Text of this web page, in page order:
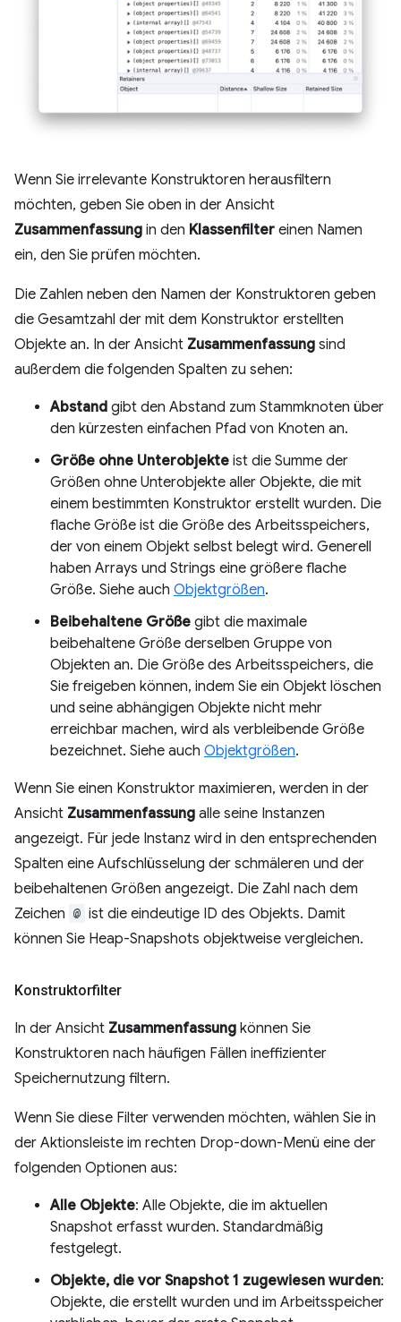
Wenn Sie irrelevante Konstruktoren herausfiltern
möchten, geben Sie oben in der Ansicht
Zusammenfassung in den Klassenfilter einen Namen
ein, den Sie prüfen möchten.
Die Zahlen neben den Namen der Konstruktoren geben
die Gesamtzahl der mit dem Konstruktor erstellten
Objekte an. In der Ansicht Zusammenfassung sind
außerdem die folgenden Spalten zu sehen:
Abstand gibt den Abstand zum Stammknoten über
den kürzesten einfachen Pfad von Knoten an.
Größe ohne Unterobjekte ist die Summe der
Größen ohne Unterobjekte aller Objekte, die mit
einem bestimmten Konstruktor erstellt wurden. Die
flache Größe ist die Größe des Arbeitsspeichers,
der von einem Objekt selbst belegt wird. Generell
haben Arrays und Strings eine größere flache
Größe. Siehe auch Objektgrößen.
Beibehaltene Größe gibt die maximale
beibehaltene Größe derselben Gruppe von
Objekten an. Die Größe des Arbeitsspeichers, die
Sie freigeben können, indem Sie ein Objekt löschen
und seine abhängigen Objekte nicht mehr
erreichbar machen, wird als verbleibende Größe
bezeichnet. Siehe auch Objektgrößen.
Wenn Sie einen Konstruktor maximieren, werden in der
Ansicht Zusammenfassung alle seine Instanzen
angezeigt. Für jede Instanz wird in den entsprechenden
Spalten eine Aufschlüsselung der schmäleren und der
beibehaltenen Größen angezeigt. Die Zahl nach dem
Zeichen @ ist die eindeutige ID des Objekts. Damit
können Sie Heap-Snapshots objektweise vergleichen.
Konstruktorfilter
In der Ansicht Zusammenfassung können Sie
Konstruktoren nach häufigen Fällen ineffizienter
Speichernutzung filtern.
Wenn Sie diese Filter verwenden möchten, wählen Sie in
der Aktionsleiste im rechten Drop-down-Menü eine der
folgenden Optionen aus:
Alle Objekte: Alle Objekte, die im aktuellen
Snapshot erfasst wurden. Standardmäßig
festgelegt.
Objekte, die vor Snapshot 1 zugewiesen wurden:
Objekte, die erstellt wurden und im Arbeitsspeicher